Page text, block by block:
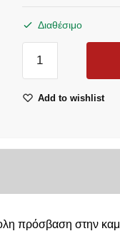
Διαθέσιμο
SKA
MITSUBISHI
ποσότητα
Add to wishlist
πρόσβαση στην